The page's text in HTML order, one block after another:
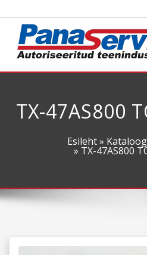
TX-47AS800
Esileht» Kataloog
» TX-47AS800